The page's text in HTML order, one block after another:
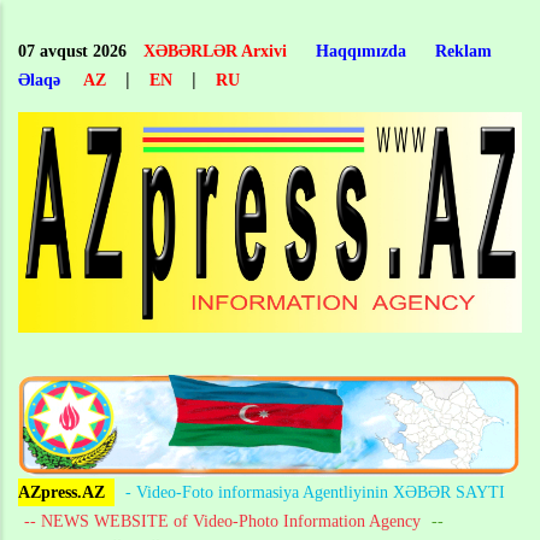
main
content
07 avqust 2026 XƏBƏRLƏR Arxivi Haqqımızda
Reklam
Əlaqə
AZ | EN | RU
AZpress.AZ
- Video-Foto informasiya Agentliyinin XƏBƏR SAYTI
-- NEWS WEBSITE of Video-Photo Information Agency --